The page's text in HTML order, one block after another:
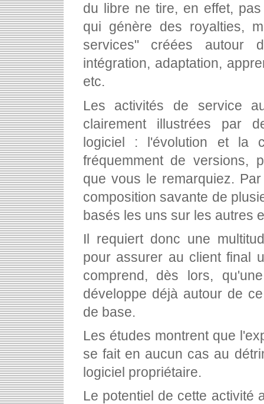
du libre ne tire, en effet,
qui génère des royalties,
services" créées autour
intégration, adaptation,
etc.
Les activités de service
clairement illustrées par
logiciel : l'évolution et la
fréquemment de versions,
que vous le remarquiez.
composition savante de
basés les uns sur les autres
Il requiert donc une
pour assurer au client final
comprend, dès lors,
développe déjà autour de
de base.
Les études montrent que
se fait en aucun cas au
logiciel propriétaire.
Le potentiel de cette activité